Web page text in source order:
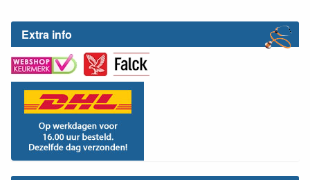
Extra info